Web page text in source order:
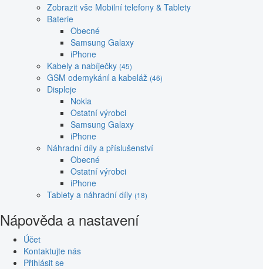
Zobrazit vše Mobilní telefony & Tablety
Baterie
Obecné
Samsung Galaxy
iPhone
Kabely a nabíječky (45)
GSM odemykání a kabeláž (46)
Displeje
Nokia
Ostatní výrobci
Samsung Galaxy
iPhone
Náhradní díly a příslušenství
Obecné
Ostatní výrobci
iPhone
Tablety a náhradní díly (18)
Nápověda a nastavení
Účet
Kontaktujte nás
Přihlásit se